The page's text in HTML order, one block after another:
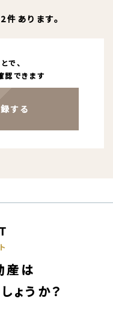
あります。
で、
認できます
する
産は
ょうか？